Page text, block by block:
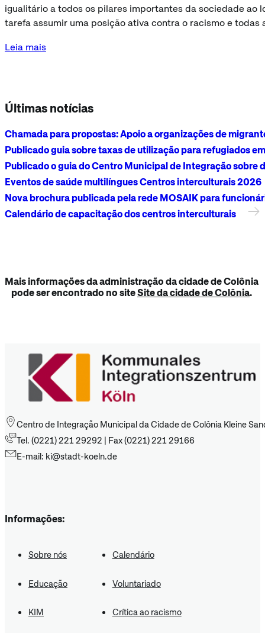
igualitário a todos os pilares importantes da sociedade ao
tarefa assumir uma posição ativa contra o racismo e
Leia mais
Últimas notícias
Chamada para propostas: Apoio a organizações de
Publicado guia sobre taxas de utilização para refugiados
Publicado o guia do Centro Municipal de Integração
Eventos de saúde multilíngues Centros interculturais 2026
Nova brochura publicada pela rede MOSAIK para
Calendário de capacitação dos centros interculturais
Mais informações da administração da cidade de Colônia
pode ser encontrado no siteSite da cidade de Colônia.
Centro de Integração Municipal da Cidade de Colônia Kleine
Tel. (0221) 221 29292 | Fax (0221) 221 29166
E-mail: ki@stadt-koeln.de
Informações:
Sobre nós Calendário
Educação Voluntariado
KIM Crítica ao racismo